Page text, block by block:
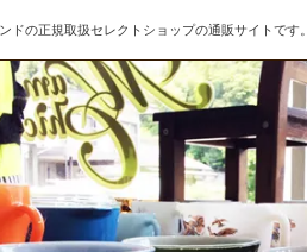
の正規取扱セレクトショップの通販サイトです。